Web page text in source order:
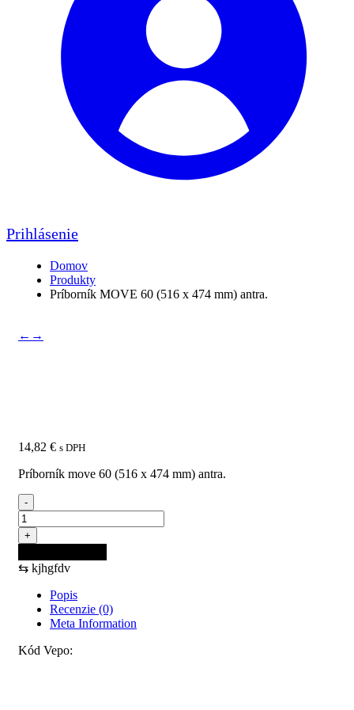
Prihlásenie
Domov
Produkty
Príborník MOVE 60 (516 x 474 mm) antra.
← →
14,82 € s DPH
Príborník move 60 (516 x 474 mm) antra.
-
množstvo
Príborník
MOVE
60
(516
mm)
antra.
+
⇆ kjhgfdv
Popis
Recenzie (0)
Meta Information
Kód Vepo: